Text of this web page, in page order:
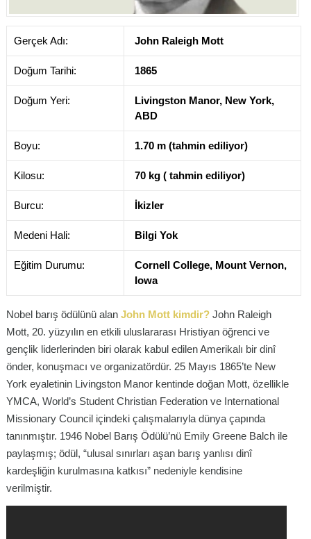
Gerçek Adı: John Raleigh Mott
Doğum Tarihi: 1865
Doğum Yeri:
Livingston Manor, New York,
ABD
Boyu: 1.70 m (tahmin ediliyor)
Kilosu: 70 kg ( tahmin ediliyor)
Burcu: İkizler
Medeni Hali: Bilgi Yok
Eğitim Durumu:
Cornell College, Mount Vernon,
Iowa
Nobel barış ödülünü alan John Mott kimdir? John Raleigh
Mott, 20. yüzyılın en etkili uluslararası Hristiyan öğrenci ve
gençlik liderlerinden biri olarak kabul edilen Amerikalı bir dinî
önder, konuşmacı ve organizatördür. 25 Mayıs 1865’te New
York eyaletinin Livingston Manor kentinde doğan Mott, özellikle
YMCA, World’s Student Christian Federation ve International
Missionary Council içindeki çalışmalarıyla dünya çapında
tanınmıştır. 1946 Nobel Barış Ödülü’nü Emily Greene Balch ile
paylaşmış; ödül, “ulusal sınırları aşan barış yanlısı dinî
kardeşliğin kurulmasına katkısı” nedeniyle kendisine
verilmiştir.